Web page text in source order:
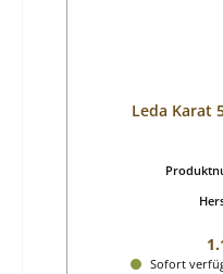
Leda Karat
Sofort